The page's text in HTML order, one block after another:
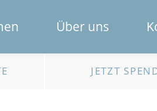
Über uns
Das Spendenportal
JETZT